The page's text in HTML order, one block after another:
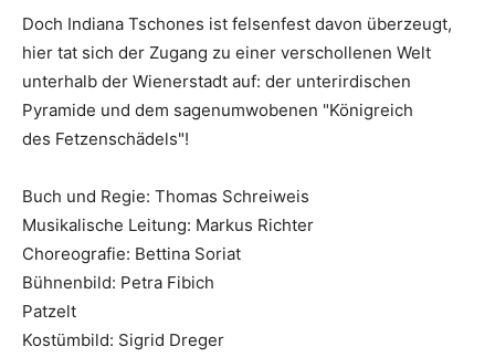
Doch Indiana Tschones ist felsenfest davon überzeugt,
hier tat sich der Zugang zu einer verschollenen Welt
unterhalb der Wienerstadt auf: der unterirdischen
Pyramide und dem sagenumwobenen "Königreich
des Fetzenschädels"!
Buch und Regie: Thomas Schreiweis
Musikalische Leitung: Markus Richter
Choreografie: Bettina Soriat
Bühnenbild: Petra Fibich
Patzelt
Kostümbild: Sigrid Dreger